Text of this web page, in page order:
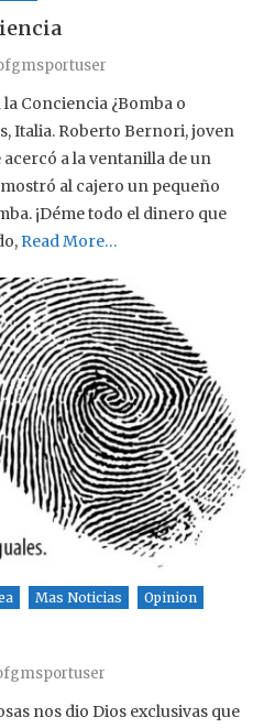
Conciencia ¿Bomba o
Italia. Roberto Bernori, joven
acercó a la ventanilla de un
al cajero un pequeño
¡Déme todo el dinero que
Read More…
Mas Noticias Opinion
nos dio Dios exclusivas que